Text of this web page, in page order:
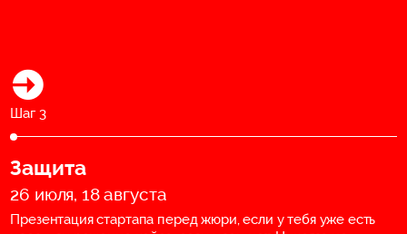
Шаг 3
Защита
26 июля, 18 августа
Презентация стартапа перед жюри, если у тебя уже есть